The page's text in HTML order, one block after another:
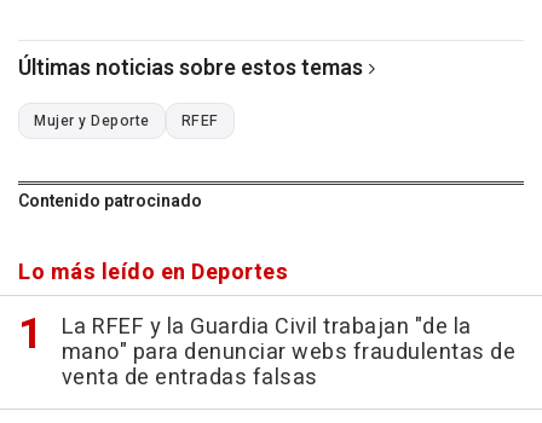
Últimas noticias sobre estos temas
Mujer y Deporte RFEF
Contenido patrocinado
Lo más leído en Deportes
La RFEF y la Guardia Civil trabajan "de la
mano" para denunciar webs fraudulentas de
venta de entradas falsas